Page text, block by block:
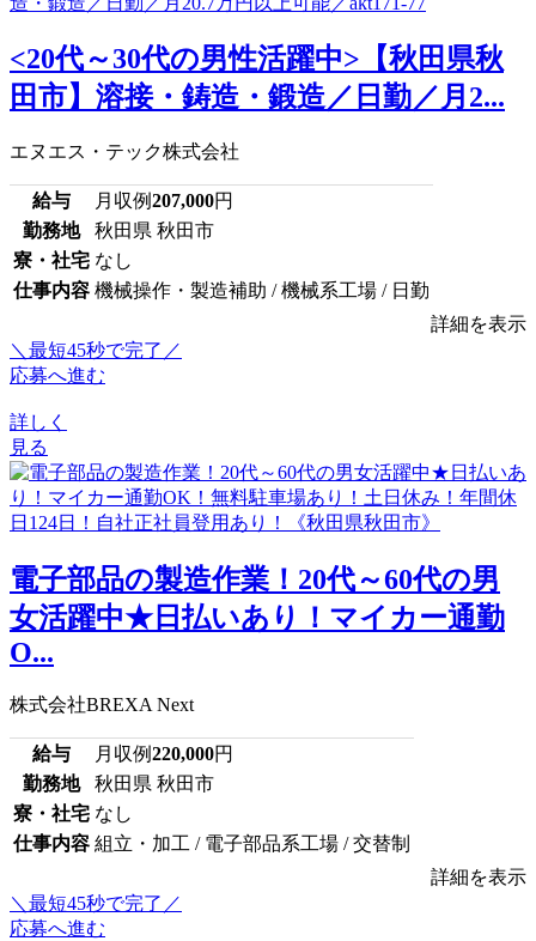
<20代～30代の男性活躍中>【秋田県秋
田市】溶接・鋳造・鍛造／日勤／月2...
エヌエス・テック株式会社
給与 月収例207,000円
勤務地
秋田県 秋田市
寮・社宅 なし
仕事内容 機械操作・製造補助 / 機械系工場 / 日勤
詳細を表示
＼最短45秒で完了／
応募へ進む
詳しく
見る
電子部品の製造作業！20代～60代の男
女活躍中★日払いあり！マイカー通勤
O...
株式会社BREXA Next
給与 月収例220,000円
勤務地
秋田県 秋田市
寮・社宅 なし
仕事内容 組立・加工 / 電子部品系工場 / 交替制
詳細を表示
＼最短45秒で完了／
応募へ進む